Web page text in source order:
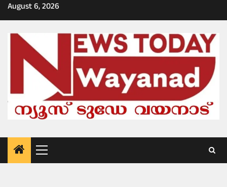
Skip
to
August 6, 2026
Primary
Menu